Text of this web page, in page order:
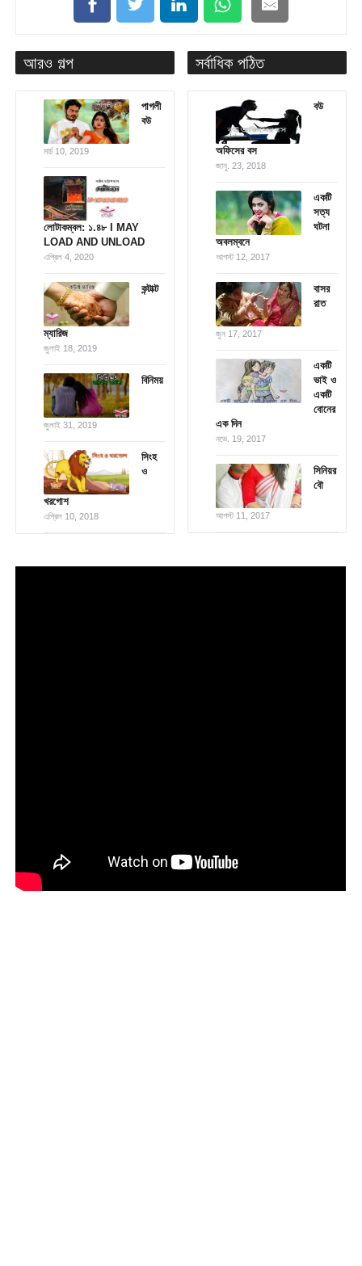
আরও গল্প
পাগলী
বউ
মার্চ 10, 2019
লোটাকম্বল: ১.৪৮ I MAY
LOAD AND UNLOAD
এপ্রিল 4, 2020
কন্টাক্ট
ম্যারিজ
জুলাই 18, 2019
বিনিময়
জুলাই 31, 2019
সিংহ
ও
খরগোশ
এপ্রিল 10, 2018
সর্বাধিক পঠিত
বউ
অফিসের বস
জানু. 23, 2018
একটি
সত্য
ঘটনা
অবলম্বনে
আগস্ট 12, 2017
বাসর
রাত
জুন 17, 2017
একটি
ভাই ও
একটি
বোনের
এক দিন
নভে. 19, 2017
সিনিয়র
বৌ
আগস্ট 11, 2017